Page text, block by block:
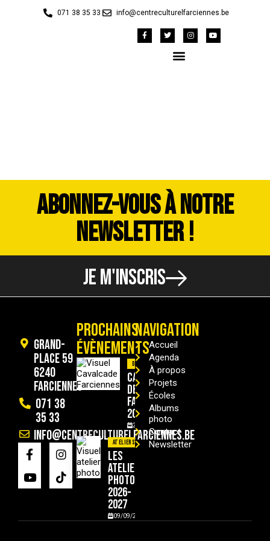
071 38 35 33 info@centreculturelfarciennes.be
ABONNEZ-VOUS À NOTRE
NEWSLETTER !
JE M'INSCRIS
Grand-
Place 59
6240
Farciennes
071 38
35 33
info@centreculturelfarciennes.be
PROCHAINS
ÉVÈNEMENTS
Divers
Cavalcade
de
Farciennes
2026
29/08/2026
Ateliers
Les
ateliers
photo
2026-
2027
09/09/2026
NAVIGATION
Accueil
Agenda
À propos
Projets
Écoles
Albums
photo
Contact
Newsletter